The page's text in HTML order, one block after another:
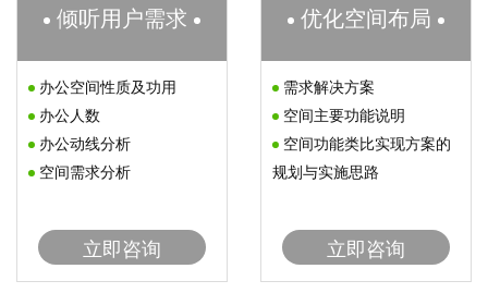
倾听用户需求
办公空间性质及功用
办公人数
办公动线分析
空间需求分析
立即咨询
优化空间布局
需求解决方案
空间主要功能说明
空间功能类比实现方案的
规划与实施思路
立即咨询